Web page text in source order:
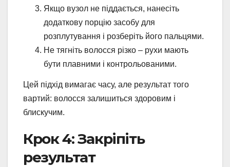
Якщо вузол не піддається, нанесіть
додаткову порцію засобу для
розплутування і розберіть його пальцями.
Не тягніть волосся різко – рухи мають
бути плавними і контрольованими.
Цей підхід вимагає часу, але результат того
вартий: волосся залишиться здоровим і
блискучим.
Крок 4: Закріпіть
результат